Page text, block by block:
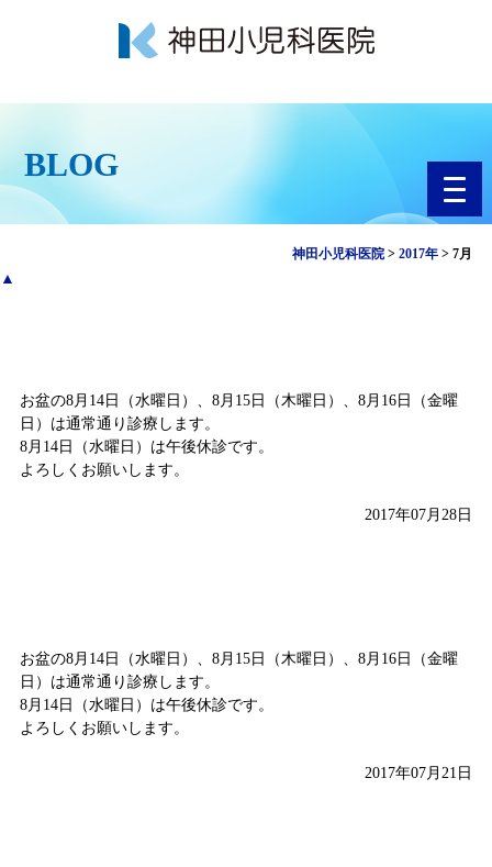
toggle
BLOG
神田小児科医院 >2017年 >7月
▲
お盆の8月14日（水曜日）、8月15日（木曜日）、8月16日（金曜
日）は通常通り診療します。
8月14日（水曜日）は午後休診です。
よろしくお願いします。
2017年07月28日
お盆の8月14日（水曜日）、8月15日（木曜日）、8月16日（金曜
日）は通常通り診療します。
8月14日（水曜日）は午後休診です。
よろしくお願いします。
2017年07月21日